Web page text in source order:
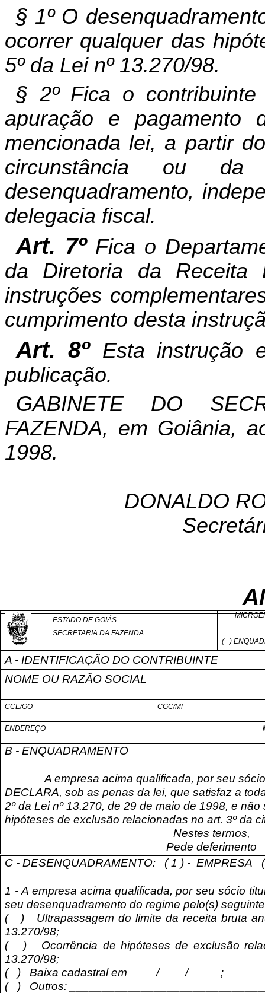
§ 1º O
ocorrer qualquer das
5º da Lei nº 13.270/98.
§ 2º Fica o
apuração e
mencionada lei, a partir
circunstância ou da
desenquadramento,
delegacia fiscal.
Art. 7º Fica o
da Diretoria da Receita
instruções
cumprimento desta
Art. 8º Esta instrução
publicação.
GABINETE DO
FAZENDA, em Goiânia,
1998.
DONALDO
ESTADO DE GOIÁS
SECRETARIA DA FAZENDA
( )
A - IDENTIFICAÇÃO DO CONTRIBUINTE
NOME OU RAZÃO SOCIAL
CCE/GO CGC/MF
ENDEREÇO
B - ENQUADRAMENTO
A empresa acima qualificada, por seu
DECLARA, sob as penas da lei, que satisfaz a
2º da Lei nº 13.270, de 29 de maio de 1998, e
hipóteses de exclusão relacionadas no art. 3º da
Nestes termos,
Pede deferimento
C - DESENQUADRAMENTO:
( 1 ) - EMPRESA
1 - A empresa acima qualificada, por seu sócio
seu desenquadramento do regime pelo(s)
(
)
Ultrapassagem do limite da receita bruta
13.270/98;
(
)
Ocorrência de hipóteses de exclusão
13.270/98;
(
)
Baixa cadastral em ____/____/_____;
(
) Outros: